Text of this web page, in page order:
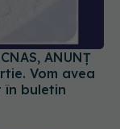
Vom avea
în buletin